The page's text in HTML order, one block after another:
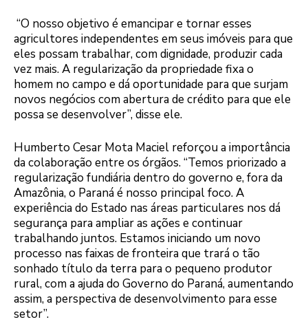
“O nosso objetivo é emancipar e tornar esses
agricultores independentes em seus imóveis para que
eles possam trabalhar, com dignidade, produzir cada
vez mais. A regularização da propriedade fixa o
homem no campo e dá oportunidade para que surjam
novos negócios com abertura de crédito para que ele
possa se desenvolver”, disse ele.
Humberto Cesar Mota Maciel reforçou a importância
da colaboração entre os órgãos. “Temos priorizado a
regularização fundiária dentro do governo e, fora da
Amazônia, o Paraná é nosso principal foco. A
experiência do Estado nas áreas particulares nos dá
segurança para ampliar as ações e continuar
trabalhando juntos. Estamos iniciando um novo
processo nas faixas de fronteira que trará o tão
sonhado título da terra para o pequeno produtor
rural, com a ajuda do Governo do Paraná, aumentando
assim, a perspectiva de desenvolvimento para esse
setor”.